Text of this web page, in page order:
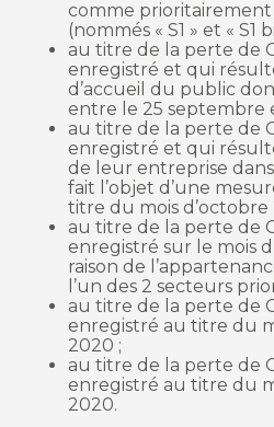
comme
(nommés « S1 » et « S1
au titre de la perte de
enregistré et qui
d’accueil du public
entre le 25 septembre
au titre de la perte de
enregistré et qui
de leur entreprise
fait l’objet d’une
titre du mois d’octobre
au titre de la perte de
enregistré sur le mois
raison de
l’un des 2 secteurs
au titre de la perte de
enregistré au titre du
2020 ;
au titre de la perte de
enregistré au titre du
2020.